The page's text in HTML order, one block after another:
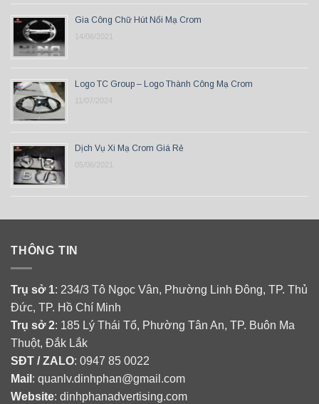
Gia Công Chữ Hút Nổi Mạ Crom
14/06/2021
Logo TC Group – Logo Thành Công Mạ Crom
11/07/2024
Dịch Vụ Xi Mạ Crom Giá Rẻ
05/06/2021
THÔNG TIN
Trụ sở 1: 234/3 Tô Ngọc Vân, Phường Linh Đông, TP. Thủ
Đức, TP. Hồ Chí Minh
Trụ sở 2: 185 Lý Thái Tổ, Phường Tân An, TP. Buôn Ma
Thuột, Đắk Lắk
SĐT / ZALO: 0947 85 0022
Mail : quanlv.dinhphan@gmail.com
Website: dinhphanadvertising.com